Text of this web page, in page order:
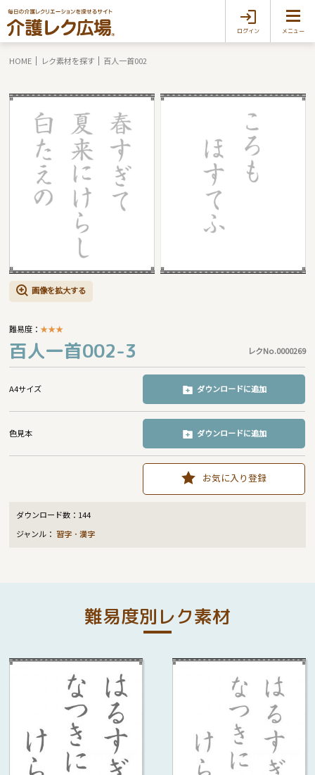
ログイン メニュー
HOME レク素材を探す 百人一首002
画像を拡大する
難易度：★★★
百人一首002-3 レクNo.0000269
A4サイズ ダウンロードに追加
色見本 ダウンロードに追加
お気に入り登録
ダウンロード数： 144
ジャンル：習字・漢字
難易度別レク素材